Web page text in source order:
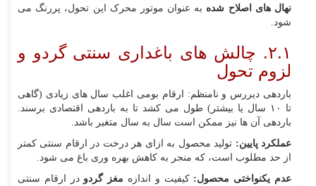
نهال‌ های اصلاح‌ شده به عنوان موتور محرک این تحول، پررنگ می‌
شود.
۲.۱. چالش‌ های باغداری سنتی گردو و
لزوم تحول
باردهی دیررس و نامنظم: ارقام بومی اغلب سال‌ های زیادی (گاهی
تا ۱۰ سال یا بیشتر) طول می‌ کشد تا به باردهی اقتصادی برسند.
باردهی آن‌ ها نیز ممکن است سال به سال متغیر باشد.
عملکرد پایین: تولید محصول به ازای هر درخت در ارقام سنتی کمتر
از حد مطلوب است، که منجر به کاهش بهره‌ وری باغ می‌ شود.
عدم یکنواختی محصول: کیفیت و اندازه مغز گردو در ارقام سنتی